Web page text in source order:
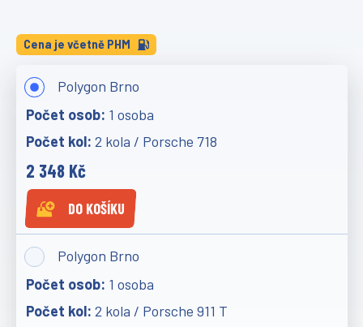
Cena je včetně PHM
Polygon Brno
1 osoba
2 kola / Porsche 718
2 348 Kč
DO KOŠÍKU
Polygon Brno
1 osoba
2 kola / Porsche 911 T